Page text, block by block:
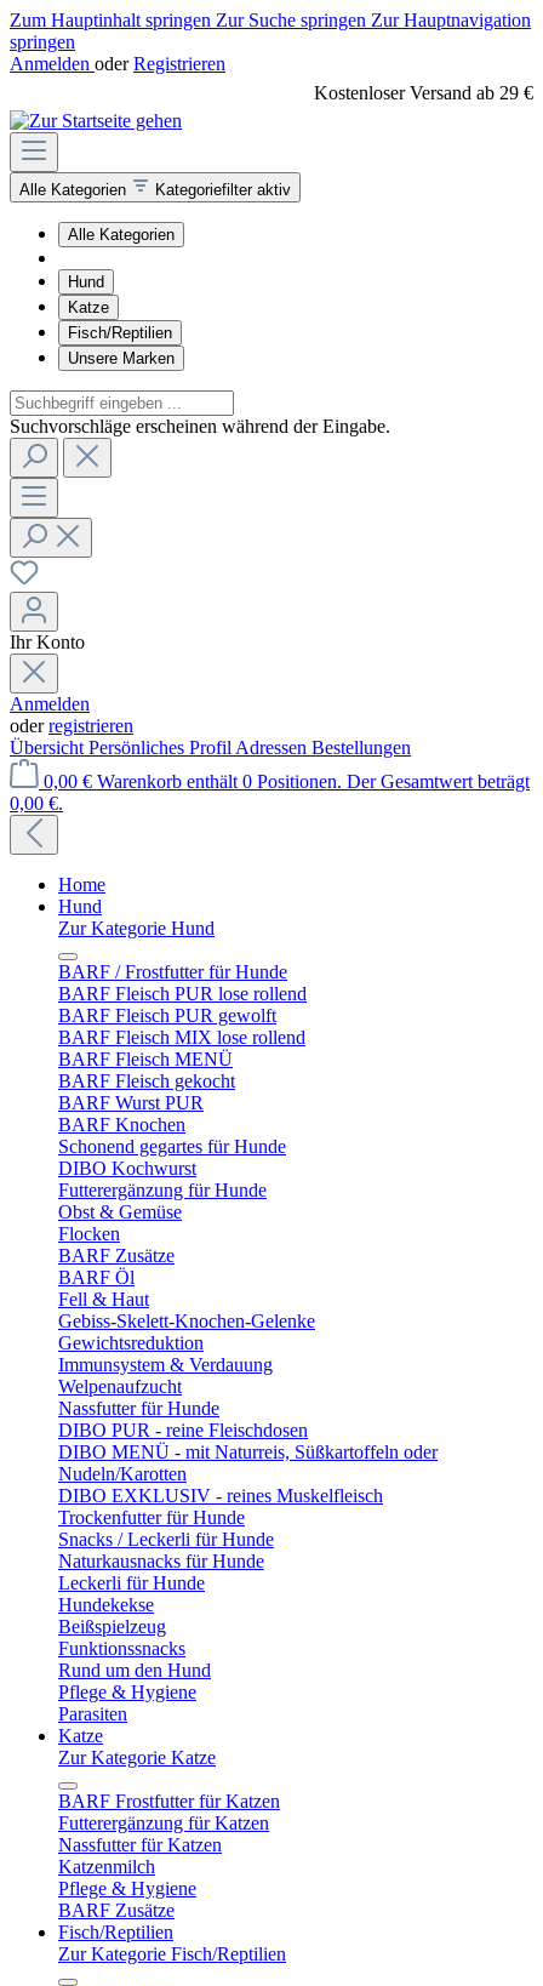
Zum Hauptinhalt springen Zur Suche springen Zur Hauptnavigation
springen
Anmelden oder Registrieren
Kostenloser Versand ab 29 €
Alle Kategorien Kategoriefilter aktiv
Alle Kategorien
Hund
Katze
Fisch/Reptilien
Unsere Marken
Suchvorschläge erscheinen während der Eingabe.
Ihr Konto
Anmelden
oderregistrieren
Übersicht Persönliches Profil Adressen Bestellungen
0,00 € Warenkorb enthält 0 Positionen. Der Gesamtwert beträgt
0,00 €.
Home
Hund
Zur Kategorie Hund
BARF / Frostfutter für Hunde
BARF Fleisch PUR lose rollend
BARF Fleisch PUR gewolft
BARF Fleisch MIX lose rollend
BARF Fleisch MENÜ
BARF Fleisch gekocht
BARF Wurst PUR
BARF Knochen
Schonend gegartes für Hunde
DIBO Kochwurst
Futterergänzung für Hunde
Obst & Gemüse
Flocken
BARF Zusätze
BARF Öl
Fell & Haut
Gebiss-Skelett-Knochen-Gelenke
Gewichtsreduktion
Immunsystem & Verdauung
Welpenaufzucht
Nassfutter für Hunde
DIBO PUR - reine Fleischdosen
DIBO MENÜ - mit Naturreis, Süßkartoffeln oder
Nudeln/Karotten
DIBO EXKLUSIV - reines Muskelfleisch
Trockenfutter für Hunde
Snacks / Leckerli für Hunde
Naturkausnacks für Hunde
Leckerli für Hunde
Hundekekse
Beißspielzeug
Funktionssnacks
Rund um den Hund
Pflege & Hygiene
Parasiten
Katze
Zur Kategorie Katze
BARF Frostfutter für Katzen
Futterergänzung für Katzen
Nassfutter für Katzen
Katzenmilch
Pflege & Hygiene
BARF Zusätze
Fisch/Reptilien
Zur Kategorie Fisch/Reptilien